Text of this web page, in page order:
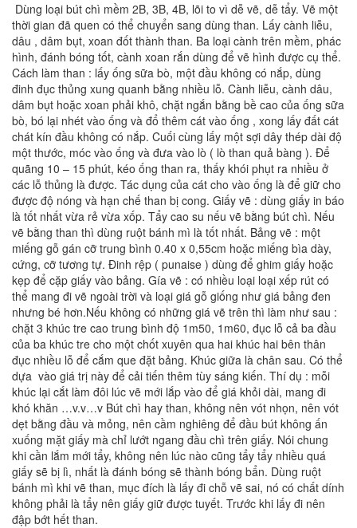
Dùng loại bút chì mềm 2B, 3B, 4B, lõi to vì dễ vẽ, dễ tẩy. Vẽ một
thời gian đã quen có thể chuyển sang dùng than. Lấy cành liễu,
dâu , dâm bụt, xoan đốt thành than. Ba loại cành trên mềm, phác
hình, đánh bóng tốt, cành xoan rắn dùng để vẽ hình được cụ thể.
Cách làm than : lấy ống sữa bò, một đầu không có nắp, dùng
đinh đục thủng xung quanh bằng nhiều lỗ. Cành liễu, cành dâu,
dâm bụt hoặc xoan phải khô, chặt ngắn bằng bề cao của ống sữa
bò, bó lại nhét vào ống và đổ thêm cát vào ống , xong lấy đất cát
chát kín đầu không có nắp. Cuối cùng lấy một sợi dây thép dài độ
một thước, móc vào ống và đưa vào lò ( lò than quả bàng ). Để
quãng 10 – 15 phút, kéo ống than ra, thấy khói phụt ra nhiều ở
các lỗ thủng là được. Tác dụng của cát cho vào ống là để giữ cho
được độ nóng và hạn chế than bị cong. Giấy vẽ : dùng giấy in báo
là tốt nhất vừa rẻ vừa xốp. Tẩy cao su nếu vẽ bằng bút chì. Nếu
vẽ bằng than thì dùng ruột bánh mì là tốt nhất. Bảng vẽ : một
miếng gỗ gán cỡ trung bình 0.40 x 0,55cm hoặc miếng bìa dày,
cứng, cỡ tương tự. Đinh rệp ( punaise ) dùng để ghim giấy hoặc
kẹp để cặp giấy vào bảng. Gía vẽ : có nhiều loại loại xếp rút có
thể mang đi vẽ ngoài trời và loại giá gỗ giống như giá bảng đen
nhưng bé hơn.Nếu không có những giá vẽ trên thì làm như sau :
chặt 3 khúc tre cao trung bình độ 1m50, 1m60, đục lỗ cả ba đầu
của ba khúc tre cho một chốt xuyên qua hai khúc hai bên thân
đục nhiều lỗ để cắm que đặt bảng. Khúc giữa là chân sau. Có thể
dựa vào giá trị này để cải tiến thêm tùy sáng kiến. Thí dụ : mỗi
khúc lại cắt làm đôi lúc vẽ mới lắp vào để giá khỏi dài, mang đi
khó khăn …v.v…v Bút chì hay than, không nên vót nhọn, nên vót
dẹt bằng đầu và mỏng, nên cầm nghiêng để đầu bút không ấn
xuống mặt giấy mà chỉ lướt ngang đầu chì trên giấy. Nói chung
khi cần lắm mới tẩy, không nên lúc nào cũng tẩy tẩy nhiều quá
giấy sẽ bị lì, nhất là đánh bóng sẽ thành bóng bẩn. Dùng ruột
bánh mì khi vẽ than, mục đích là lấy đi chỗ vẽ sai, nó có chất dính
không phải là tẩy nên giấy giữ được tuyết. Trước khi lấy đi nên
đập bớt hết than.